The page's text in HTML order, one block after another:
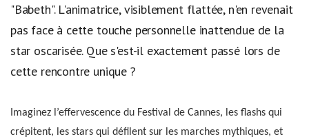
"Babeth". L'animatrice, visiblement flattée, n'en revenait
pas face à cette touche personnelle inattendue de la
star oscarisée. Que s'est-il exactement passé lors de
cette rencontre unique ?
Imaginez l’effervescence du Festival de Cannes, les flashs qui
crépitent, les stars qui défilent sur les marches mythiques, et